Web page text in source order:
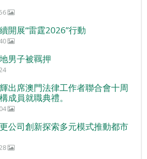
開展“雷霆2026”行動
男子被羈押
出席澳門法律工作者聯合會十周
成員就職典禮。
公司創新探索多元模式推動都市